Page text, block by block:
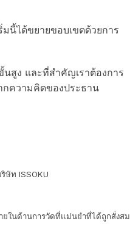
นี้ได้ขยายขอบเขตด้วยการ
สูง และที่สำคัญเราต้องการ
กความคิดของประธาน
ษัท ISSOKU
ยในด้านการวัดที่แม่นยำที่ได้ถูกสั่งสม